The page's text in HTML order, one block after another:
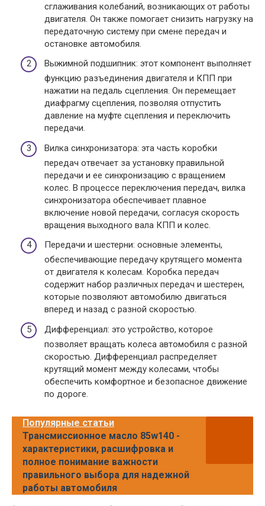
сглаживания колебаний, возникающих от работы
двигателя. Он также помогает снизить нагрузку на
передаточную систему при смене передач и
остановке автомобиля.
Выжимной подшипник: этот компонент выполняет
функцию разъединения двигателя и КПП при
нажатии на педаль сцепления. Он перемещает
диафрагму сцепления, позволяя отпустить
давление на муфте сцепления и переключить
передачи.
Вилка синхронизатора: эта часть коробки
передач отвечает за установку правильной
передачи и ее синхронизацию с вращением
колес. В процессе переключения передач, вилка
синхронизатора обеспечивает плавное
включение новой передачи, согласуя скорость
вращения выходного вала КПП и колес.
Передачи и шестерни: основные элементы,
обеспечивающие передачу крутящего момента
от двигателя к колесам. Коробка передач
содержит набор различных передач и шестерен,
которые позволяют автомобилю двигаться
вперед и назад с разной скоростью.
Дифференциал: это устройство, которое
позволяет вращать колеса автомобиля с разной
скоростью. Дифференциал распределяет
крутящий момент между колесами, чтобы
обеспечить комфортное и безопасное движение
по дороге.
Популярные статьи
Трансмиссионное масло 85w140 -
характеристики, расшифровка и
полное понимание важности
правильного выбора для надежной
работы автомобиля